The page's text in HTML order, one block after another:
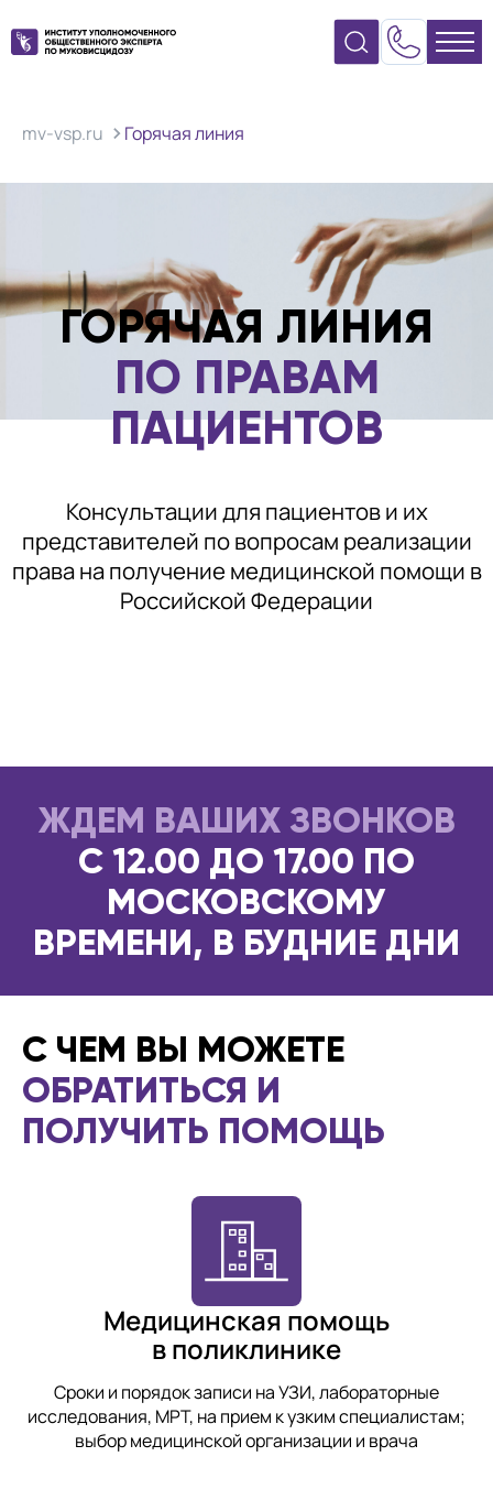
mv-vsp.ru Горячая линия
ГОРЯЧАЯ ЛИНИЯ
ПО ПРАВАМ
ПАЦИЕНТОВ
Консультации для пациентов и их
представителей по вопросам реализации
права на получение медицинской помощи в
Российской Федерации
ЖДЕМ ВАШИХ ЗВОНКОВ
С 12.00 ДО 17.00 ПО
МОСКОВСКОМУ
ВРЕМЕНИ, В БУДНИЕ ДНИ
С ЧЕМ ВЫ МОЖЕТЕ
ОБРАТИТЬСЯ И
ПОЛУЧИТЬ ПОМОЩЬ
Медицинская помощь
в поликлинике
Сроки и порядок записи на УЗИ, лабораторные
исследования, МРТ, на прием к узким специалистам;
выбор медицинской организации и врача